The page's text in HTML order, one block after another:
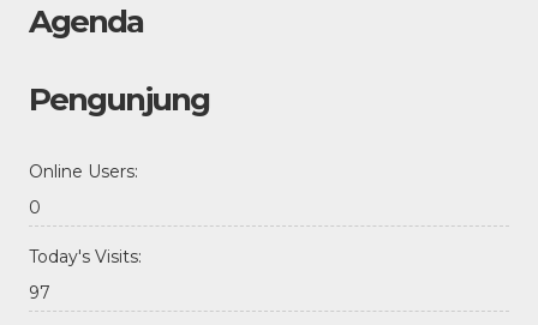
Agenda
Pengunjung
Online Users:
0
Today's Visits:
97